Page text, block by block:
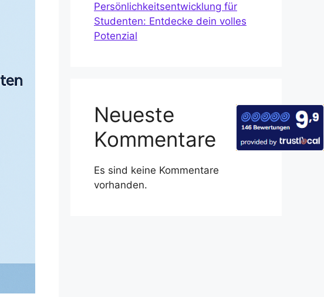
Persönlichkeitsentwicklung für
Studenten: Entdecke dein volles
Potenzial
Neueste
Kommentare
Es sind keine Kommentare
vorhanden.